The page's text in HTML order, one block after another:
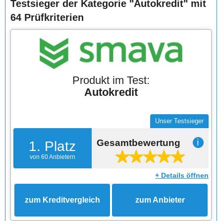
Testsieger der Kategorie "Autokredit" mit
64 Prüfkriterien
Produkt im Test:
Autokredit
1. Platz
von 60 Anbietern
Unser Testsieger
Gesamtbewertung ℹ
+ Details öffnen
zum Kreditvergleich zum Anbieter